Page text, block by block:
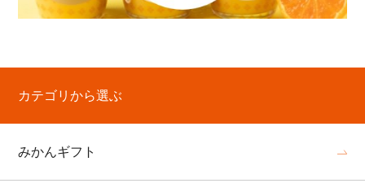
カテゴリから選ぶ
みかんギフト